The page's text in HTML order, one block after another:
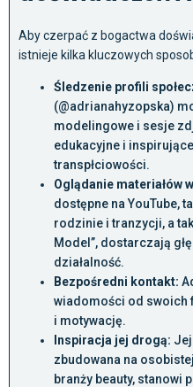
Aby czerpać z bogactwa
istnieje kilka kluczowych
Śledzenie profili
(@adrianahyzopska)
modelingowe i sesje
edukacyjne i
transpłciowości.
Oglądanie materiałów
dostępne na YouTube,
rodzinie i tranzycji, a
Model”, dostarczają
działalność.
Bezpośredni kontakt:
wiadomości od swoich
i motywację.
Inspiracja jej drogą:
zbudowana na
branży beauty, stanowi